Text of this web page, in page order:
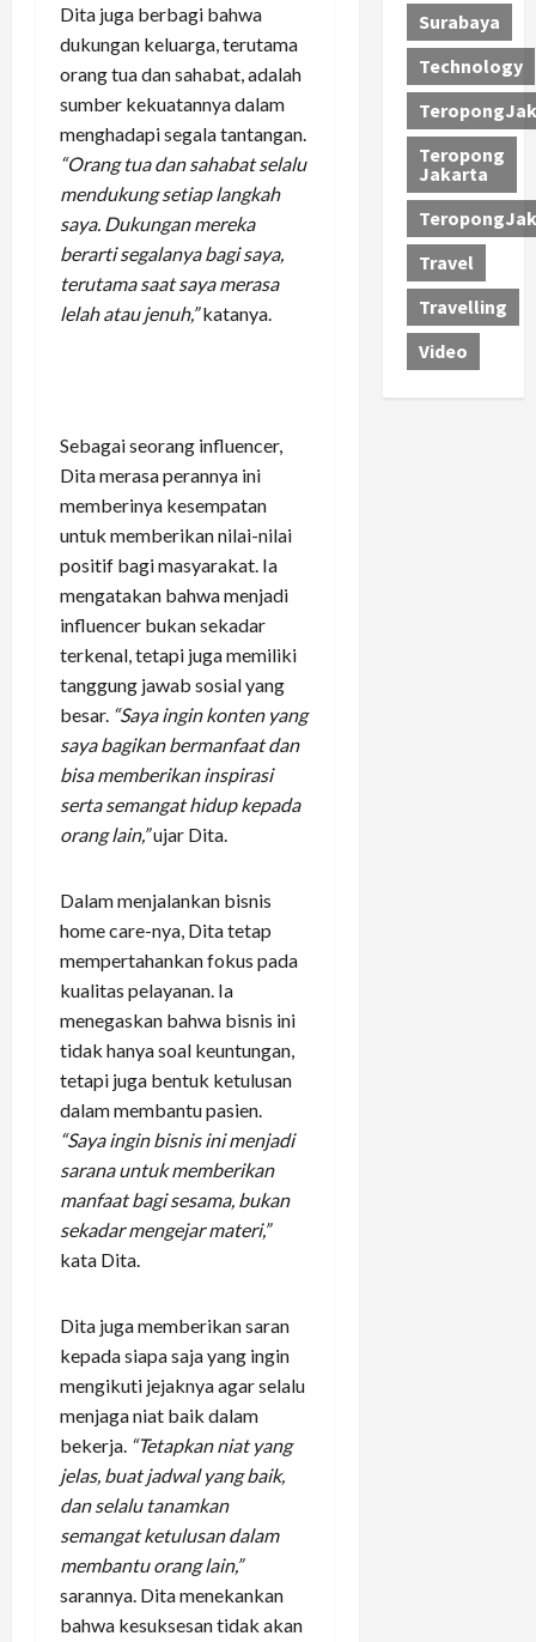
Dita juga berbagi bahwa
dukungan keluarga, terutama
orang tua dan sahabat, adalah
sumber kekuatannya dalam
menghadapi segala tantangan.
“Orang tua dan sahabat selalu
mendukung setiap langkah
saya. Dukungan mereka
berarti segalanya bagi saya,
terutama saat saya merasa
lelah atau jenuh,”katanya.
Sebagai seorang influencer,
Dita merasa perannya ini
memberinya kesempatan
untuk memberikan nilai-nilai
positif bagi masyarakat. Ia
mengatakan bahwa menjadi
influencer bukan sekadar
terkenal, tetapi juga memiliki
tanggung jawab sosial yang
besar. “Saya ingin konten yang
saya bagikan bermanfaat dan
bisa memberikan inspirasi
serta semangat hidup kepada
orang lain,”ujar Dita.
Dalam menjalankan bisnis
home care-nya, Dita tetap
mempertahankan fokus pada
kualitas pelayanan. Ia
menegaskan bahwa bisnis ini
tidak hanya soal keuntungan,
tetapi juga bentuk ketulusan
dalam membantu pasien.
“Saya ingin bisnis ini menjadi
sarana untuk memberikan
manfaat bagi sesama, bukan
sekadar mengejar materi,”
kata Dita.
Dita juga memberikan saran
kepada siapa saja yang ingin
mengikuti jejaknya agar selalu
menjaga niat baik dalam
bekerja. “Tetapkan niat yang
jelas, buat jadwal yang baik,
dan selalu tanamkan
semangat ketulusan dalam
membantu orang lain,”
sarannya. Dita menekankan
bahwa kesuksesan tidak akan
Surabaya
Technology
Teropong
Jakarta
Travel
Travelling
Video